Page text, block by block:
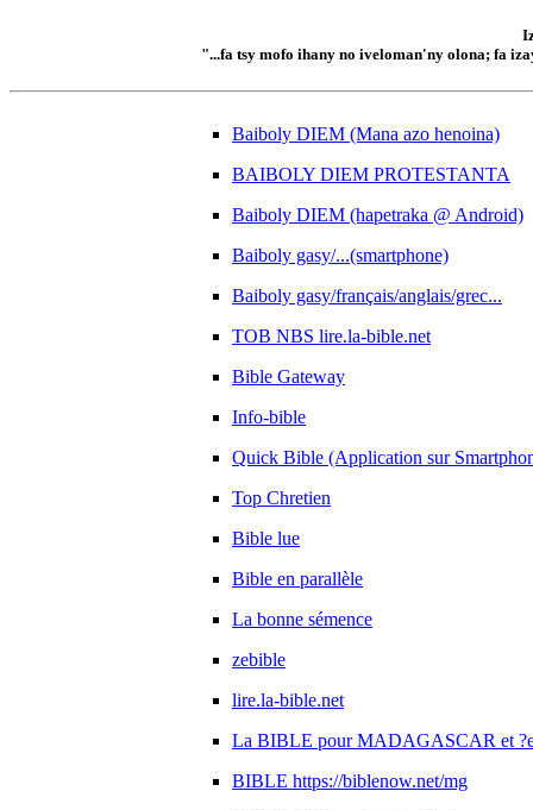
"...fa tsy mofo ihany no iveloman'ny olona; fa
Baiboly DIEM (Mana azo henoina)
BAIBOLY DIEM PROTESTANTA
Baiboly DIEM (hapetraka @ Android)
Baiboly gasy/...(smartphone)
Baiboly gasy/français/anglais/grec...
TOB NBS lire.la-bible.net
Bible Gateway
Info-bible
Quick Bible (Application sur
Top Chretien
Bible lue
Bible en parallèle
La bonne sémence
zebible
lire.la-bible.net
La BIBLE pour MADAGASCAR et
BIBLE https://biblenow.net/mg